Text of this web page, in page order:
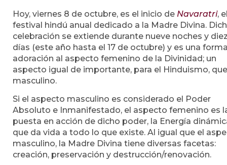
Hoy, viernes 8 de octubre, es el inicio de Navaratri,
festival hindú anual dedicado a la Madre Divina.
celebración se extiende durante nueve noches y
días (este año hasta el 17 de octubre) y es una
adoración al aspecto femenino de la Divinidad; un
aspecto igual de importante, para el Hinduismo,
masculino.
Si el aspecto masculino es considerado el Poder
Absoluto e Inmanifestado, el aspecto femenino es
puesta en acción de dicho poder, la Energía
que da vida a todo lo que existe. Al igual que el
masculino, la Madre Divina tiene diversas facetas:
creación, preservación y destrucción/renovación.